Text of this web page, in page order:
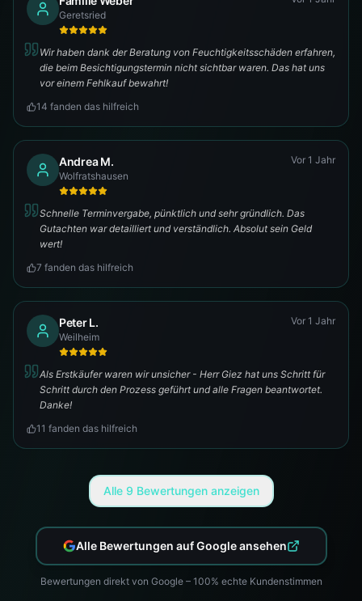
Geretsried
Wir haben dank der Beratung von Feuchtigkeitsschäden erfahren,
die beim Besichtigungstermin nicht sichtbar waren. Das hat uns
vor einem Fehlkauf bewahrt!
14 fanden das hilfreich
Andrea M.
Wolfratshausen
Vor 1 Jahr
Schnelle Terminvergabe, pünktlich und sehr gründlich. Das
Gutachten war detailliert und verständlich. Absolut sein Geld
wert!
7 fanden das hilfreich
Peter L.
Weilheim
Vor 1 Jahr
Als Erstkäufer waren wir unsicher - Herr Giez hat uns Schritt für
Schritt durch den Prozess geführt und alle Fragen beantwortet.
Danke!
11 fanden das hilfreich
Alle 9 Bewertungen anzeigen
Alle Bewertungen auf Google ansehen
Bewertungen direkt von Google – 100% echte Kundenstimmen